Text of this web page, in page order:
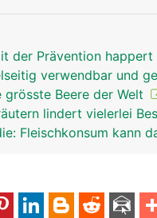
der Prävention happert
verwendbar und
grösste Beere der Welt
lindert vielerlei
Fleischkonsum kann